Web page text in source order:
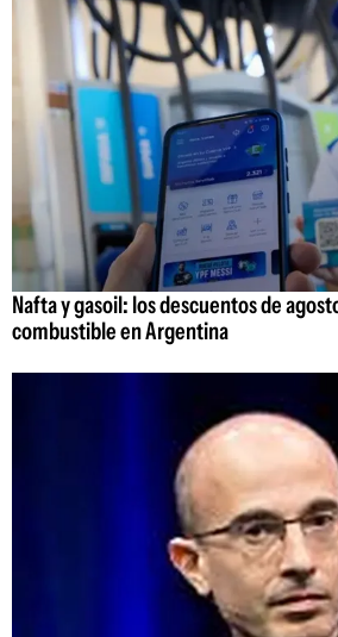
Nafta y gasoil: los descuentos de
combustible en Argentina